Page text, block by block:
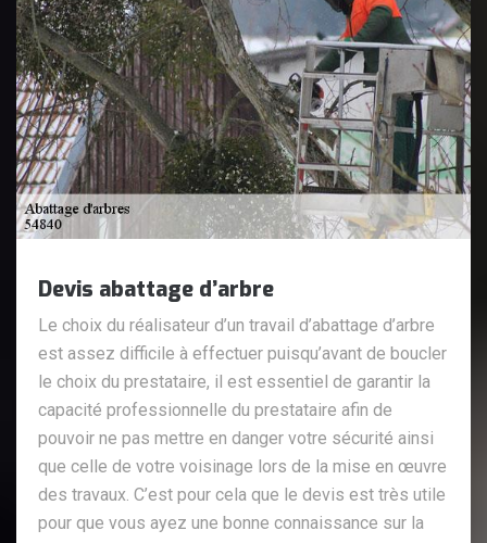
Devis abattage d’arbre
Le choix du réalisateur d’un travail d’abattage d’arbre
est assez difficile à effectuer puisqu’avant de boucler
le choix du prestataire, il est essentiel de garantir la
capacité professionnelle du prestataire afin de
pouvoir ne pas mettre en danger votre sécurité ainsi
que celle de votre voisinage lors de la mise en œuvre
des travaux. C’est pour cela que le devis est très utile
pour que vous ayez une bonne connaissance sur la